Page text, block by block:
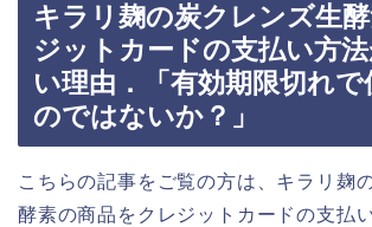
キラリ麹の炭クレンズ生
ジットカードの支払い方
い理由．「有効期限切れ
のではないか？」
こちらの記事をご覧の方は、キラリ麹
酵素の商品をクレジットカードの支払